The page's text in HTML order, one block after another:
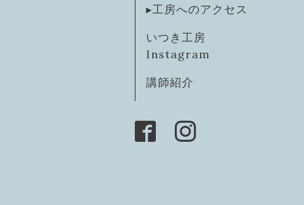
▸工房へのアクセス
いつき工房
Instagram
講師紹介